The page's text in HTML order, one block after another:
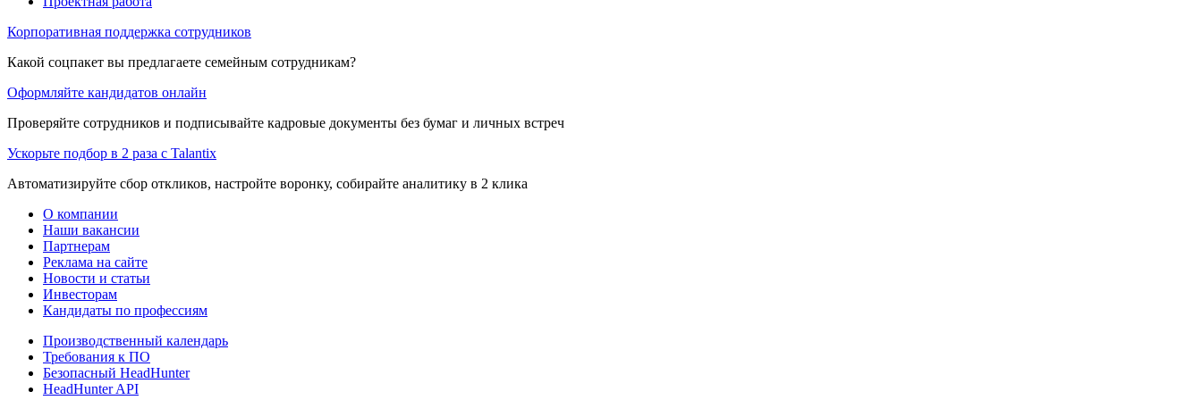
Корпоративная поддержка сотрудников
Какой соцпакет вы предлагаете семейным сотрудникам?
Оформляйте кандидатов онлайн
Проверяйте сотрудников и подписывайте кадровые документы без бумаг и личных встреч
Ускорьте подбор в 2 раза с Talantix
Автоматизируйте сбор откликов, настройте воронку, собирайте аналитику в 2 клика
О компании
Наши вакансии
Партнерам
Реклама на сайте
Новости и статьи
Инвесторам
Кандидаты по профессиям
Производственный календарь
Требования к ПО
Безопасный HeadHunter
HeadHunter API